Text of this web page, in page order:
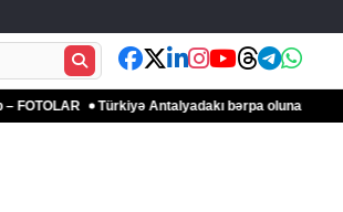
Türkiyə Antalyadakı bərpa olunan qədim